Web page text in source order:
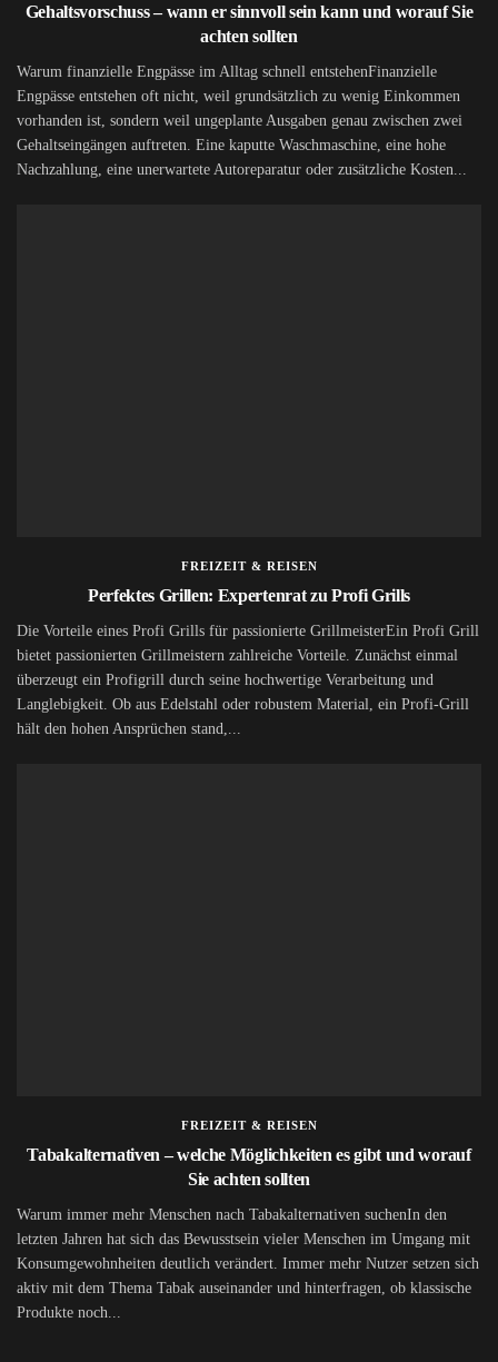
Gehaltsvorschuss – wann er sinnvoll sein kann und worauf Sie
achten sollten
Warum finanzielle Engpässe im Alltag schnell entstehenFinanzielle
Engpässe entstehen oft nicht, weil grundsätzlich zu wenig Einkommen
vorhanden ist, sondern weil ungeplante Ausgaben genau zwischen zwei
Gehaltseingängen auftreten. Eine kaputte Waschmaschine, eine hohe
Nachzahlung, eine unerwartete Autoreparatur oder zusätzliche Kosten...
FREIZEIT & REISEN
Perfektes Grillen: Expertenrat zu Profi Grills
Die Vorteile eines Profi Grills für passionierte GrillmeisterEin Profi Grill
bietet passionierten Grillmeistern zahlreiche Vorteile. Zunächst einmal
überzeugt ein Profigrill durch seine hochwertige Verarbeitung und
Langlebigkeit. Ob aus Edelstahl oder robustem Material, ein Profi-Grill
hält den hohen Ansprüchen stand,...
FREIZEIT & REISEN
Tabakalternativen – welche Möglichkeiten es gibt und worauf
Sie achten sollten
Warum immer mehr Menschen nach Tabakalternativen suchenIn den
letzten Jahren hat sich das Bewusstsein vieler Menschen im Umgang mit
Konsumgewohnheiten deutlich verändert. Immer mehr Nutzer setzen sich
aktiv mit dem Thema Tabak auseinander und hinterfragen, ob klassische
Produkte noch...